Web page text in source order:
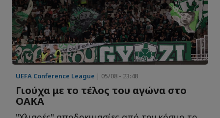
UEFA Conference League | 05/08 - 23:48
Γιούχα με το τέλος του αγώνα στο
ΟΑΚΑ